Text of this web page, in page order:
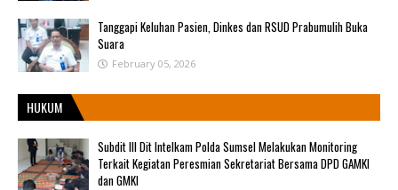
Tanggapi Keluhan Pasien, Dinkes dan RSUD Prabumulih Buka
Suara
February 05, 2026
HUKUM
Subdit III Dit Intelkam Polda Sumsel Melakukan Monitoring
Terkait Kegiatan Peresmian Sekretariat Bersama DPD GAMKI
dan GMKI